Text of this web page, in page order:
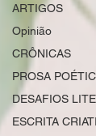
ARTIGOS
Opinião
CRÔNICAS
PROSA
DESAFIOS
ESCRITA